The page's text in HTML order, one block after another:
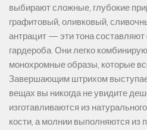
выбирают сложные, глубокие
графитовый, оливковый,
антрацит — эти тона составляют
гардероба. Они легко
монохромные образы, которые
Завершающим штрихом
вещах вы никогда не увидите
изготавливаются из
кости, а молнии выполняются из